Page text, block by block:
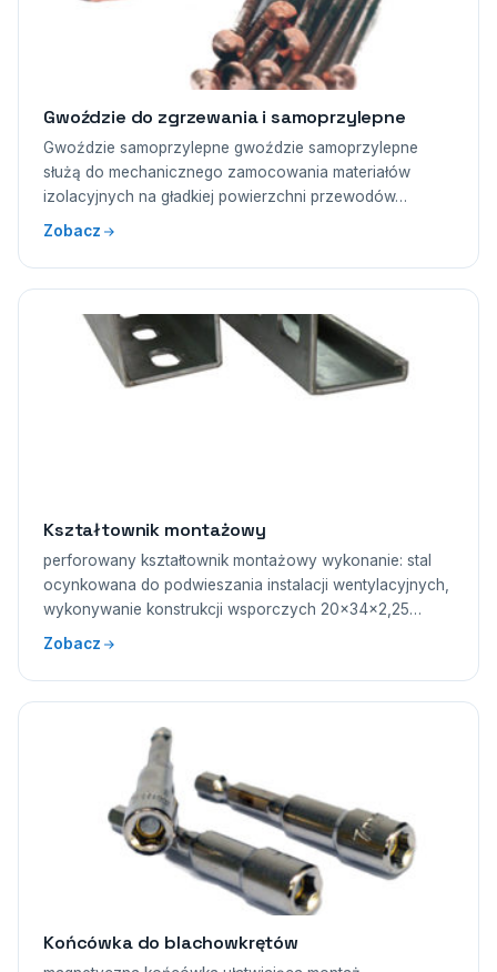
Gwoździe do zgrzewania i samoprzylepne
Gwoździe samoprzylepne gwoździe samoprzylepne
służą do mechanicznego zamocowania materiałów
izolacyjnych na gładkiej powierzchni przewodów…
Zobacz
Kształtownik montażowy
perforowany kształtownik montażowy wykonanie: stal
ocynkowana do podwieszania instalacji wentylacyjnych,
wykonywanie konstrukcji wsporczych 20×34×2,25…
Zobacz
Końcówka do blachowkrętów